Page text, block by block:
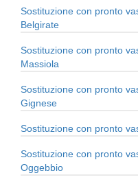
Sostituzione con pronto
Belgirate
Sostituzione con pronto
Massiola
Sostituzione con pronto
Gignese
Sostituzione con pronto
Sostituzione con pronto
Oggebbio